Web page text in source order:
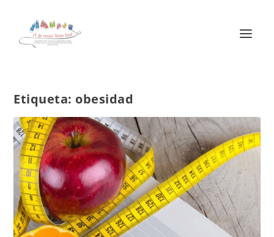
Etiqueta: obesidad